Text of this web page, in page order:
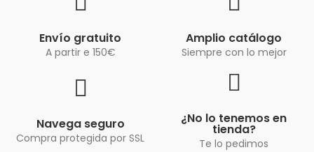
Envío gratuito
A partir e 150€
Amplio catálogo
Siempre con lo mejor
Navega seguro
Compra protegida por SSL
¿No lo tenemos en
tienda?
Te lo pedimos